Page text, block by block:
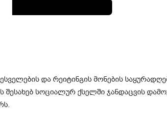
და რეიტინგის მონების
შესახებ სოციალურ ქსელში ჯანდაცვის